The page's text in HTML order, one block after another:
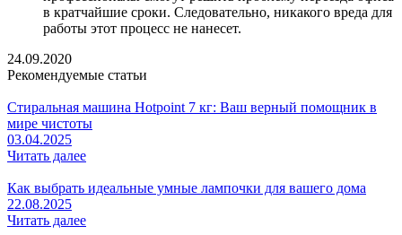
в кратчайшие сроки. Следовательно, никакого вреда для
работы этот процесс не нанесет.
24.09.2020
Рекомендуемые статьи
Стиральная машина Hotpoint 7 кг: Ваш верный помощник в
мире чистоты
03.04.2025
Читать далее
Как выбрать идеальные умные лампочки для вашего дома
22.08.2025
Читать далее